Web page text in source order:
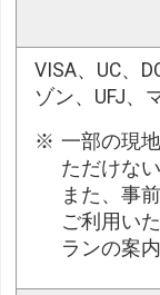
VISA、UC、
ゾン、UFJ、
一部の現
ただけな
また、事
ご利用い
ランの案